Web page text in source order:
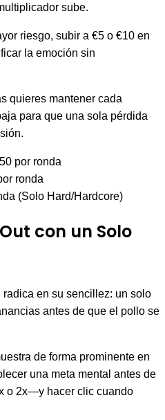
sube.
riesgo, subir a €5 o €10 en
la emoción sin
quieres mantener cada
para que una sola pérdida
por ronda
ronda
(Solo Hard/Hardcore)
con un Solo
en su sencillez: un solo
antes de que el pollo se
de forma prominente en
una meta mental antes de
o 2x—y hacer clic cuando